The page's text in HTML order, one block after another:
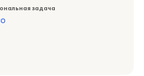
задача